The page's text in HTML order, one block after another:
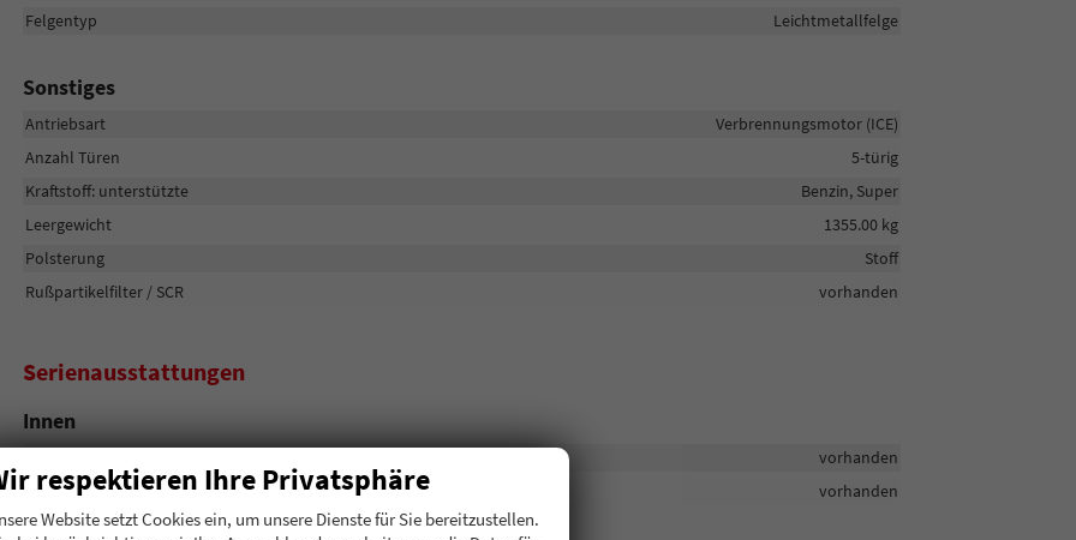
Felgentyp
Leichtmetallfelge
Sonstiges
Antriebsart
Verbrennungsmotor (ICE)
Anzahl Türen
5-türig
Kraftstoff: unterstützte
Benzin, Super
Leergewicht
1355.00 kg
Polsterung
Stoff
Rußpartikelfilter / SCR
vorhanden
Serienausstattungen
Innen
vorhanden
Multifunktionslenkrad
vorhanden
respektieren Ihre Privatsphäre
Website setzt Cookies ein, um unsere Dienste für Sie bereitzustellen.